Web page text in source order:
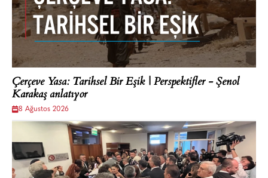
Çerçeve Yasa: Tarihsel Bir Eşik | Perspektifler - Şenol
Karakaş anlatıyor
8 Ağustos 2026